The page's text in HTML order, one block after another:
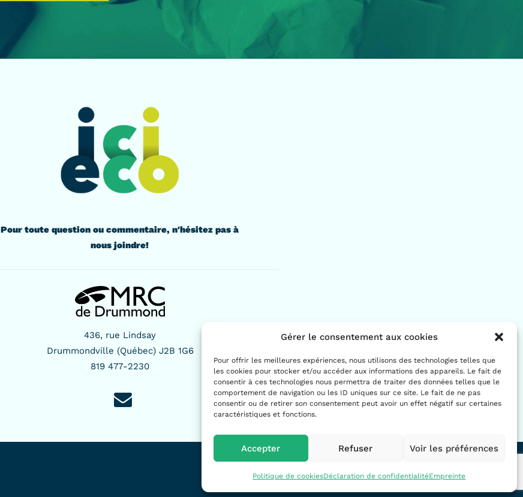
Gérer le consentement aux cookies
Pour offrir les meilleures expériences, nous utilisons des technologies telles que
les cookies pour stocker et/ou accéder aux informations des appareils. Le fait de
consentir à ces technologies nous permettra de traiter des données telles que le
comportement de navigation ou les ID uniques sur ce site. Le fait de ne pas
consentir ou de retirer son consentement peut avoir un effet négatif sur certaines
caractéristiques et fonctions.
Accepter Refuser Voir les préférences
Politique de cookiesDéclaration de confidentialitéEmpreinte
Pour toute question ou commentaire, n'hésitez pas à
nous joindre!
436, rue Lindsay
Drummondville (Québec) J2B 1G6
819 477-2230